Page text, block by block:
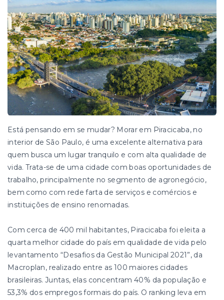
Está pensando em se mudar? Morar em Piracicaba, no
interior de São Paulo, é uma excelente alternativa para
quem busca um lugar tranquilo e com alta qualidade de
vida. Trata-se de uma cidade com boas oportunidades de
trabalho, principalmente no segmento de agronegócio,
bem como com rede farta de serviços e comércios e
instituições de ensino renomadas.
Com cerca de 400 mil habitantes, Piracicaba foi eleita a
quarta melhor cidade do país em qualidade de vida pelo
levantamento “Desafios da Gestão Municipal 2021”, da
Macroplan, realizado entre as 100 maiores cidades
brasileiras. Juntas, elas concentram 40% da população e
53,3% dos empregos formais do país. O ranking leva em